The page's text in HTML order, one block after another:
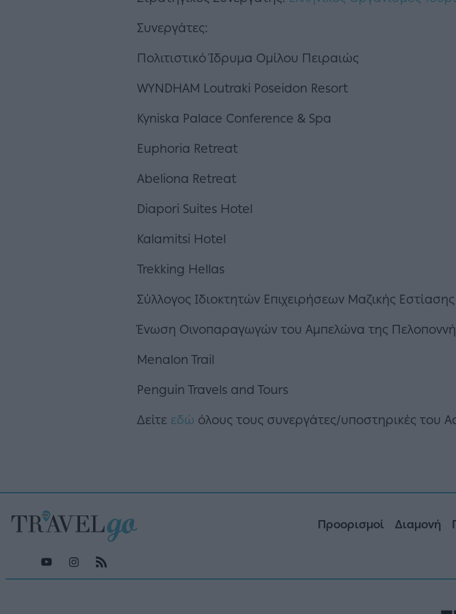
Συνεργάτες:
Πολιτιστικό Ίδρυμα Ομίλου Πειραιώς
WYNDHAM Loutraki Poseidon Resort
Kyniska Palace Conference & Spa
Euphoria Retreat
Abeliona Retreat
Diapori Suites Hotel
Kalamitsi Hotel
Trekking Hellas
Σύλλογος Ιδιοκτητών Επιχειρήσεων Μαζικής
Ένωση Οινοπαραγωγών του Αμπελώνα της
Menalon Trail
Penguin Travels and Tours
Δείτε εδώ όλους τους συνεργάτες/υποστηρικές του
Προορισμοί Διαμονή